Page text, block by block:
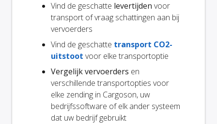
Vind de geschatte levertijden voor
transport of vraag schattingen aan bij
vervoerders
Vind de geschatte transport CO2-
uitstoot voor elke transportoptie
Vergelijk vervoerders en
verschillende transportopties voor
elke zending in Cargoson, uw
bedrijfssoftware of elk ander systeem
dat uw bedrijf gebruikt